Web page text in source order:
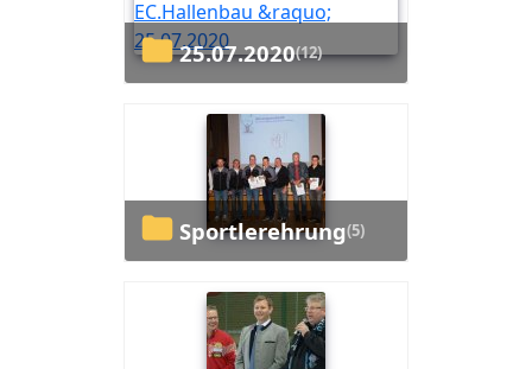
25.07.2020(12)
Sportlerehrung(5)